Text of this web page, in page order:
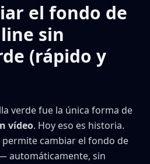
el fondo de
sin
(rápido y
verde fue la única forma de
vídeo. Hoy eso es historia.
cambiar el fondo de
automáticamente, sin